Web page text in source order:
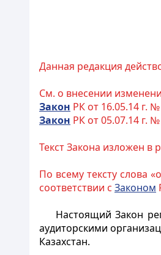
Данная редакция
См. о внесении
Закон РК от 16.05.14 г.
Закон РК от 05.07.14 г.
Текст Закона изложен в
По всему тексту слова
соответствии с Законом
Настоящий Закон
аудиторскими
Казахстан.